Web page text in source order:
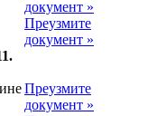
документ »
Преузмите
документ »
Преузмите
документ »